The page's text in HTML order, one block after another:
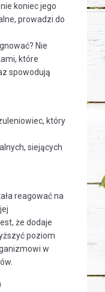
koniec jego
prowadzi do
Nie
które
spowodują
który
siejących
reagować na
że dodaje
poziom
w